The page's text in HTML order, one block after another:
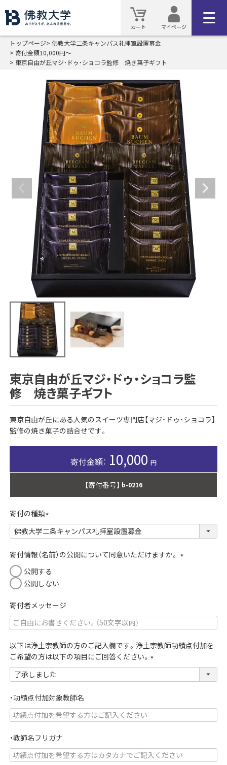
カート マイページ
トップページ
佛教大学二条キャンパス礼拝室設置募金
寄付金額10,000円～
東京自由が丘マジ・ドゥ・ショコラ監修 焼き菓子ギフト
東京自由が丘マジ・ドゥ・ショコラ監
修 焼き菓子ギフト
東京自由が丘にある人気のスイーツ専門店【マジ・ドゥ・ショコラ】
監修の焼き菓子の詰合せです。
10,000
【寄付番号】 b-0216
寄付の種類
(
必
須
)
寄付情報（名前）の公開について同意いただけますか。
公開する
公開しない
寄付者メッセージ
以下は浄土宗教師の方のご記入欄です。浄土宗教師功績点付加を
ご希望の方は以下の項目にご回答ください。
(
必
・功績点付加対象教師名
・教師名フリガナ